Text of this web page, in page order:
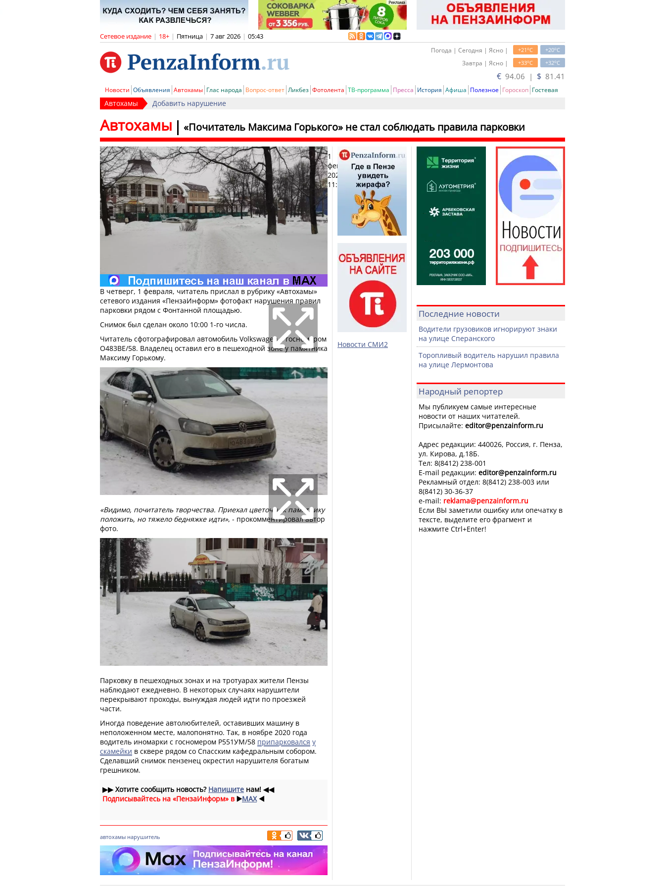
Сетевое издание | 18+ | Пятница | 7 авг 2026 | 05:43
+20oC
+21oC
Погода | Сегодня | Ясно |
+32oC
+33oC
Завтра | Ясно |
€ 94.06 | $ 81.41
Новости Объявления Автохамы Глас народа Вопрос-ответ Ликбез Фотолента ТВ-программа Пресса История Афиша Полезное Гороскоп Гостевая
Автохамы Добавить нарушение
«Почитатель Максима Горького» не стал соблюдать правила парковки
Автохамы
1
февраля
2024,
11:16
Печать
В четверг, 1 февраля, читатель прислал в рубрику «Автохамы»
сетевого издания «ПензаИнформ» фотофакт нарушения правил
парковки рядом с Фонтанной площадью.
Снимок был сделан около 10:00 1-го числа.
Читатель сфотографировал автомобиль Volkswagen с госномером
О483ВЕ/58. Владелец оставил его в пешеходной зоне у памятника
Максиму Горькому.
«Видимо, почитатель творчества. Приехал цветочки к памятнику
положить, но тяжело бедняжке идти», - прокомментировал автор
фото.
Парковку в пешеходных зонах и на тротуарах жители Пензы
наблюдают ежедневно. В некоторых случаях нарушители
перекрывают проходы, вынуждая людей идти по проезжей
части.
Иногда поведение автолюбителей, оставивших машину в
неположенном месте, малопонятно. Так, в ноябре 2020 года
водитель иномарки с госномером Р551УМ/58 припарковался у
скамейки в сквере рядом со Спасским кафедральным собором.
Сделавший снимок пензенец окрестил нарушителя богатым
грешником.
▶▶Хотите сообщить новость? Напишите нам! ◀◀
Подписывайтесь на «ПензаИнформ» в ▶️MAX ◀️
автохамы нарушитель
Новости СМИ2
Последние новости
Водители грузовиков игнорируют знаки
на улице Сперанского
Торопливый водитель нарушил правила
на улице Лермонтова
Народный репортер
Мы публикуем самые интересные
новости от наших читателей.
Присылайте: editor@penzainform.ru
Адрес редакции: 440026, Россия, г. Пенза,
ул. Кирова, д.18Б.
Тел: 8(8412) 238-001
E-mail редакции: editor@penzainform.ru
Рекламный отдел: 8(8412) 238-003 или
8(8412) 30-36-37
e-mail: reklama@penzainform.ru
Если ВЫ заметили ошибку или опечатку в
тексте, выделите его фрагмент и
нажмите Ctrl+Enter!